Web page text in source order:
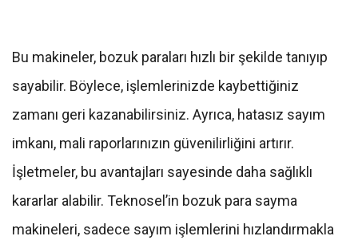
Bu makineler, bozuk paraları hızlı bir şekilde tanıyıp
sayabilir. Böylece, işlemlerinizde kaybettiğiniz
zamanı geri kazanabilirsiniz. Ayrıca, hatasız sayım
imkanı, mali raporlarınızın güvenilirliğini artırır.
İşletmeler, bu avantajları sayesinde daha sağlıklı
kararlar alabilir. Teknosel’in bozuk para sayma
makineleri, sadece sayım işlemlerini hızlandırmakla